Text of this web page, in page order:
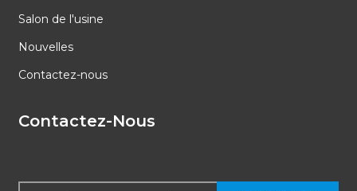
Salon de l'usine
Nouvelles
Contactez-nous
Contactez-Nous